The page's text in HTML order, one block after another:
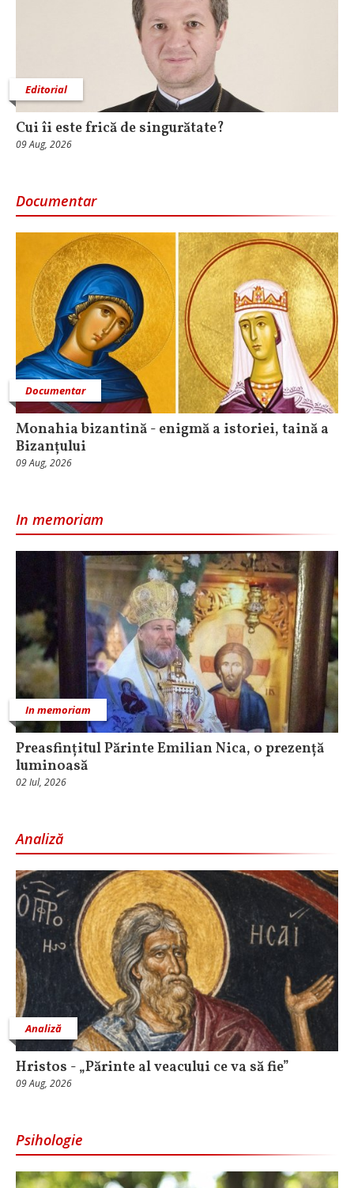
Editorial
Cui îi este frică de singurătate?
09 Aug, 2026
Documentar
Documentar
Monahia bizantină - enigmă a istoriei, taină a
Bizanțului
09 Aug, 2026
In memoriam
In memoriam
Preasfințitul Părinte Emilian Nica, o prezență
luminoasă
02 Iul, 2026
Analiză
Analiză
Hristos - „Părinte al veacului ce va să fie”
09 Aug, 2026
Psihologie